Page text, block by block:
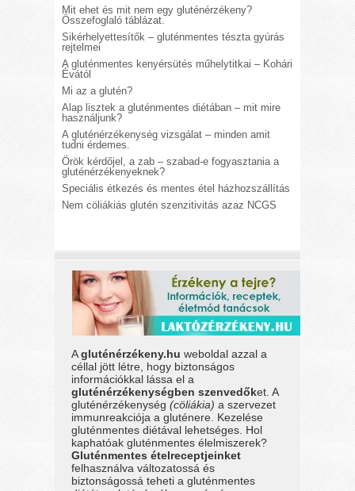
Mit ehet és mit nem egy gluténérzékeny?
Összefoglaló táblázat.
Sikérhelyettesítők – gluténmentes tészta gyúrás
rejtelmei
A gluténmentes kenyérsütés műhelytitkai – Kohári
Évától
Mi az a glutén?
Alap lisztek a gluténmentes diétában – mit mire
használjunk?
A gluténérzékenység vizsgálat – minden amit
tudni érdemes.
Örök kérdőjel, a zab – szabad-e fogyasztania a
gluténérzékenyeknek?
Speciális étkezés és mentes étel házhozszállítás
Nem cöliákiás glutén szenzitivitás azaz NCGS
Agluténérzékeny.hu weboldal azzal a
céllal jött létre, hogy biztonságos
információkkal lássa el a
gluténérzékenységben szenvedőket. A
gluténérzékenység(cöliákia) a szervezet
immunreakciója a gluténere. Kezelése
gluténmentes diétával lehetséges. Hol
kaphatóak gluténmentes élelmiszerek?
Gluténmentes ételreceptjeinket
felhasználva változatossá és
biztonságossá teheti a gluténmentes